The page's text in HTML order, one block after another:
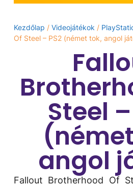
Kezdőlap / Videojátékok /
Of Steel – PS2 (német tok, angol
Steel
angol
Fallout Brotherhood Of